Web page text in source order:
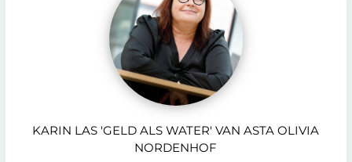
KARIN LAS 'GELD ALS WATER' VAN ASTA OLIVIA
NORDENHOF